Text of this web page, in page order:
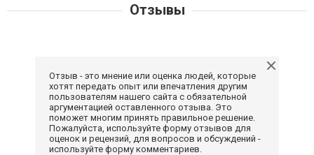
Отзывы
Отзыв - это мнение или оценка людей, которые
хотят передать опыт или впечатления другим
пользователям нашего сайта с обязательной
аргументацией оставленного отзыва. Это
поможет многим принять правильное решение.
Пожалуйста, используйте форму отзывов для
оценок и рецензий, для вопросов и обсуждений -
используйте форму комментариев.